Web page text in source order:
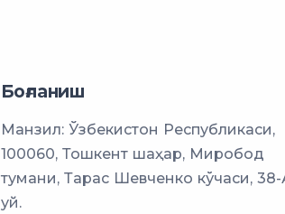
Боғланиш
Манзил: Ўзбекистон Республикаси,
100060, Тошкент шаҳар, Миробод
тумани, Тарас Шевченко кўчаси, 38-
уй.